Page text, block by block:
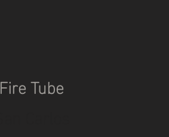
Fire Tube